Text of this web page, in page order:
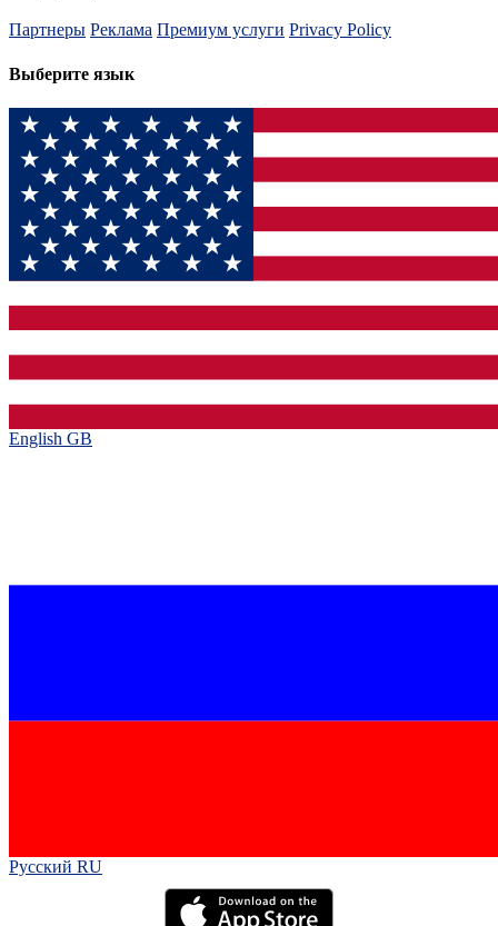
Партнеры Реклама Премиум услуги Privacy Policy
Выберите язык
English GB‎
Русский RU‎